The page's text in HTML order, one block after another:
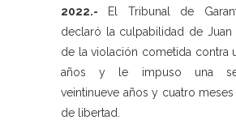
2022.- El Tribunal de
declaró la culpabilidad de Juan
de la violación cometida contra
años y le impuso una
veintinueve años y cuatro
de libertad.